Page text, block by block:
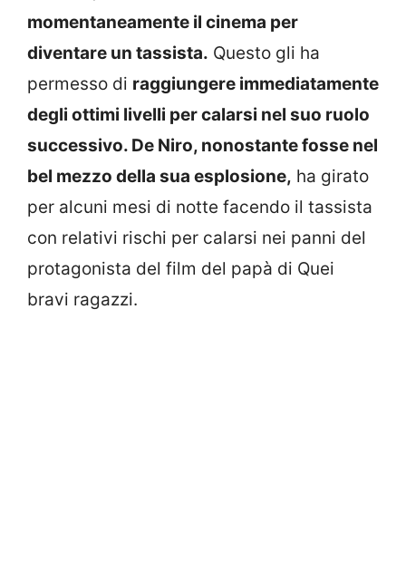
momentaneamente il cinema per
diventare un tassista. Questo gli ha
permesso di raggiungere immediatamente
degli ottimi livelli per calarsi nel suo ruolo
successivo. De Niro, nonostante fosse nel
bel mezzo della sua esplosione, ha girato
per alcuni mesi di notte facendo il tassista
con relativi rischi per calarsi nei panni del
protagonista del film del papà di Quei
bravi ragazzi.